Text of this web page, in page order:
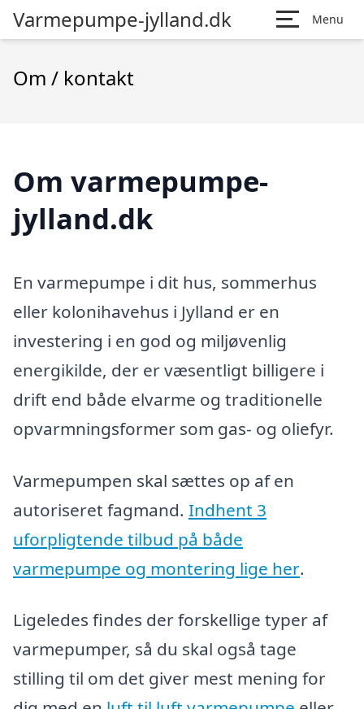
Varmepumpe-jylland.dk Menu
Om / kontakt
Om varmepumpe-
jylland.dk
En varmepumpe i dit hus, sommerhus
eller kolonihavehus i Jylland er en
investering i en god og miljøvenlig
energikilde, der er væsentligt billigere i
drift end både elvarme og traditionelle
opvarmningsformer som gas- og oliefyr.
Varmepumpen skal sættes op af en
autoriseret fagmand. Indhent 3
uforpligtende tilbud på både
varmepumpe og montering lige her.
Ligeledes findes der forskellige typer af
varmepumper, så du skal også tage
stilling til om det giver mest mening for